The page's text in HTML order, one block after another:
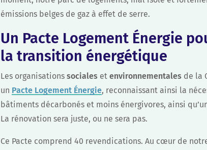
émissions belges de gaz à effet de serre.
Un Pacte Logement Énergie
la transition énergétique
Les organisationssociales etenvironnementales de la
un Pacte Logement Énergie, reconnaissant ainsi la
bâtiments décarbonés et moins énergivores, ainsi
La rénovation sera juste, ou ne sera pas.
Ce Pacte comprend 40 revendications. Au cœur de